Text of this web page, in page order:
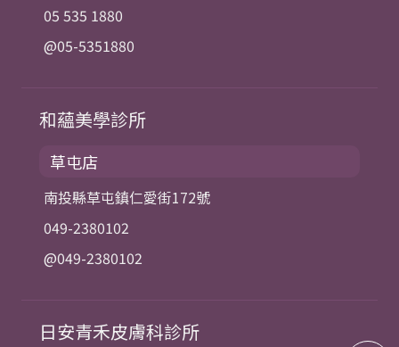
05 535 1880
@05-5351880
和蘊美學診所
草屯店
南投縣草屯鎮仁愛街172號
049-2380102
@049-2380102
日安青禾皮膚科診所